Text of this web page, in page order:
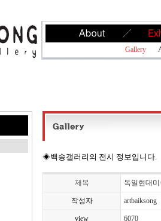
Gallery
◈백송갤러리의 전시 정보입니다.
제목 독일현대
작성자 artbaiksong
view 6070